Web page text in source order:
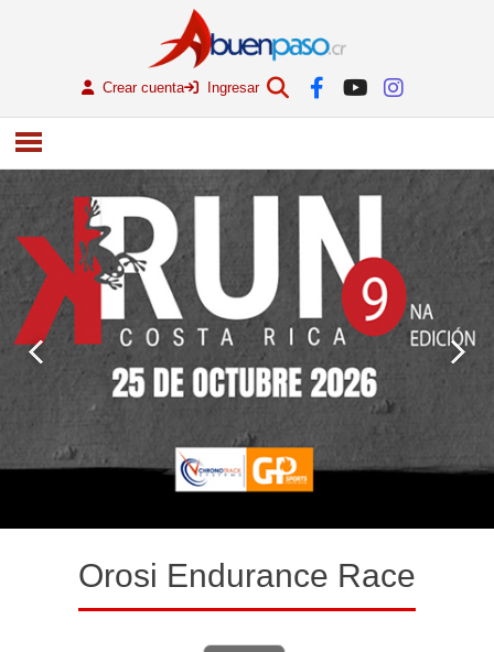
Crear cuenta Ingresar
Orosi Endurance Race